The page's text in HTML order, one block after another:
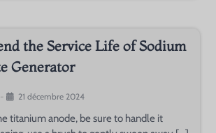
the Service Life of Sodium
Generator
- 21 décembre 2024
titanium anode, be sure to handle it